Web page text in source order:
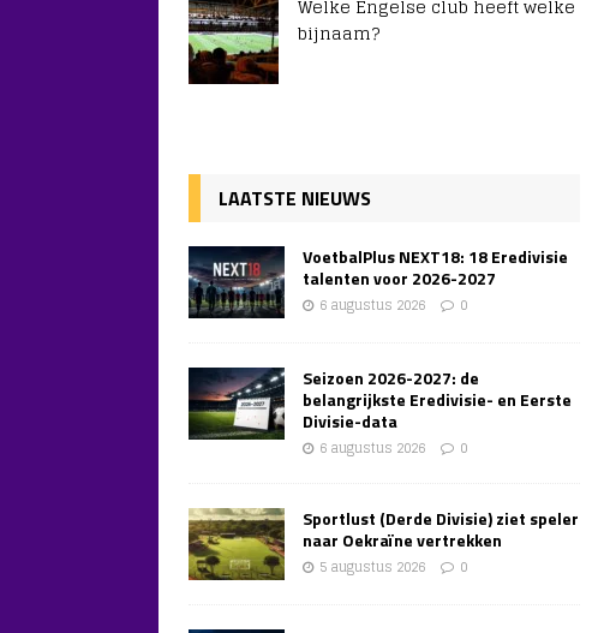
Welke Engelse club heeft welke
bijnaam?
LAATSTE NIEUWS
VoetbalPlus NEXT18: 18 Eredivisie
talenten voor 2026-2027
6 augustus 2026 0
Seizoen 2026-2027: de
belangrijkste Eredivisie- en Eerste
Divisie-data
6 augustus 2026 0
Sportlust (Derde Divisie) ziet speler
naar Oekraïne vertrekken
5 augustus 2026 0